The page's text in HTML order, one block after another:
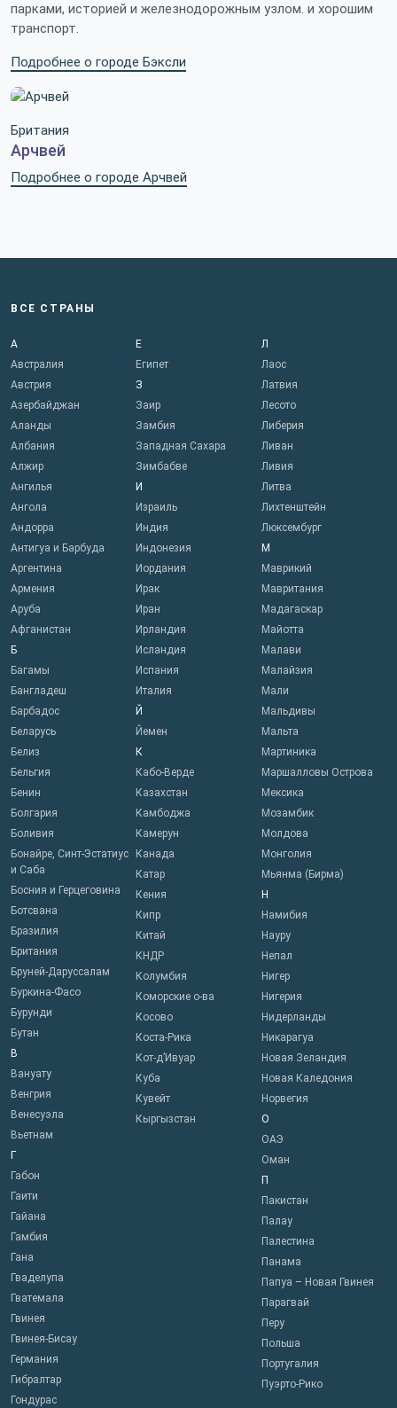
парками, историей и железнодорожным узлом. и хорошим
транспорт.
Подробнее о городе Бэксли
Британия
Арчвей
Подробнее о городе Арчвей
ВСЕ СТРАНЫ
А
Австралия
Австрия
Азербайджан
Аланды
Албания
Алжир
Ангилья
Ангола
Андорра
Антигуа и Барбуда
Аргентина
Армения
Аруба
Афганистан
Б
Багамы
Бангладеш
Барбадос
Беларусь
Белиз
Бельгия
Бенин
Болгария
Боливия
Бонайре, Синт-Эстатиус
и Саба
Босния и Герцеговина
Ботсвана
Бразилия
Британия
Бруней-Даруссалам
Буркина-Фасо
Бурунди
Бутан
В
Вануату
Венгрия
Венесуэла
Вьетнам
Г
Габон
Гаити
Гайана
Гамбия
Гана
Гваделупа
Гватемала
Гвинея
Гвинея-Бисау
Германия
Гибралтар
Гондурас
Е
Египет
З
Заир
Замбия
Западная Сахара
Зимбабве
И
Израиль
Индия
Индонезия
Иордания
Ирак
Иран
Ирландия
Исландия
Испания
Италия
Й
Йемен
К
Кабо-Верде
Казахстан
Камбоджа
Камерун
Канада
Катар
Кения
Кипр
Китай
КНДР
Колумбия
Коморские о-ва
Косово
Коста-Рика
Кот-д’Ивуар
Куба
Кувейт
Кыргызстан
Л
Лаос
Латвия
Лесото
Либерия
Ливан
Ливия
Литва
Лихтенштейн
Люксембург
М
Маврикий
Мавритания
Мадагаскар
Майотта
Малави
Малайзия
Мали
Мальдивы
Мальта
Мартиника
Маршалловы Острова
Мексика
Мозамбик
Молдова
Монголия
Мьянма (Бирма)
Н
Намибия
Науру
Непал
Нигер
Нигерия
Нидерланды
Никарагуа
Новая Зеландия
Новая Каледония
Норвегия
О
ОАЭ
Оман
П
Пакистан
Палау
Палестина
Панама
Папуа – Новая Гвинея
Парагвай
Перу
Польша
Португалия
Пуэрто-Рико